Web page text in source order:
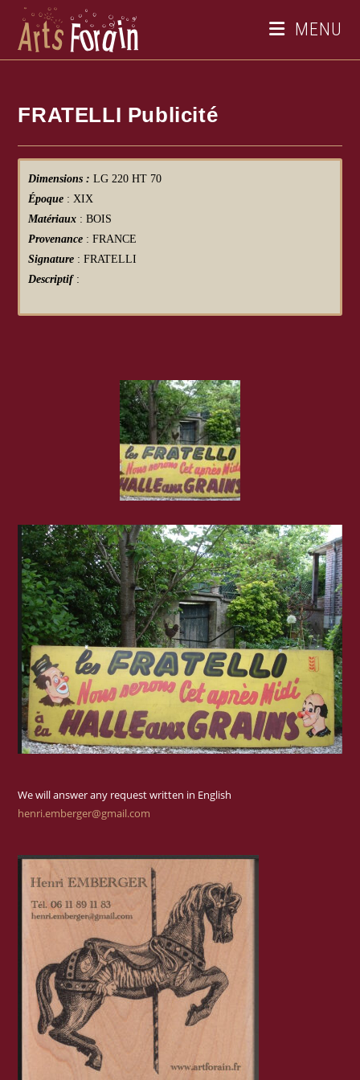
MENU
FRATELLI Publicité
Dimensions :LG 220 HT 70
Époque : XIX
Matériaux : BOIS
Provenance : FRANCE
Signature : FRATELLI
Descriptif :
We will answer any request written in English
henri.emberger@gmail.com